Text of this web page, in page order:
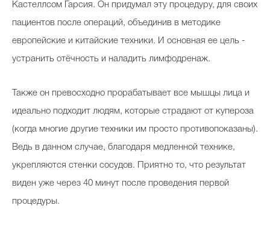
Кастеллсом Гарсия. Он придумал эту процедуру, для своих
пациентов после операций, объединив в методике
европейские и китайские техники. И основная ее цель -
устранить отёчность и наладить лимфодренаж.
Также он превосходно прорабатывает все мышцы лица и
идеально подходит людям, которые страдают от купероза
(когда многие другие техники им просто противопоказаны).
Ведь в данном случае, благодаря медленной технике,
укрепляются стенки сосудов. Приятно то, что результат
виден уже через 40 минут после проведения первой
процедуры.